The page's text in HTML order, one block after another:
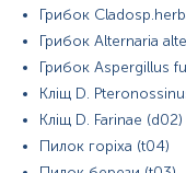
Дітей до 5 років перед
негазованою водою
Примітка!Відбір
будь-яких медичних
Застереження!
для гарантування
спеціаліст – медична
Грибок
Грибок Alternaria
Грибок Aspergillus
Кліщ D.
Кліщ D. Farinaе (d02)
Пилок горіха (t04)